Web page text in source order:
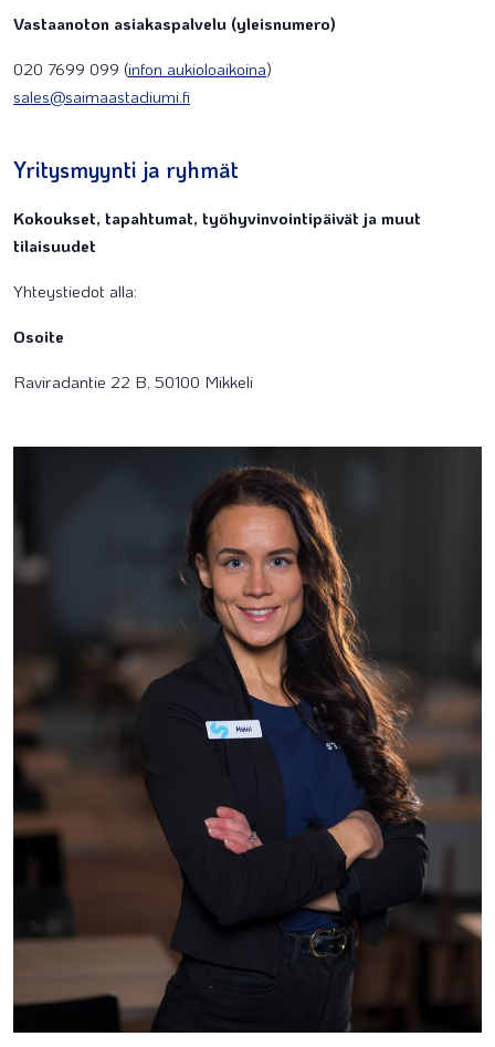
Vastaanoton asiakaspalvelu (yleisnumero)
020 7699 099 (infon aukioloaikoina)
sales@saimaastadiumi.fi
Yritysmyynti ja ryhmät
Kokoukset, tapahtumat, työhyvinvointipäivät ja muut
tilaisuudet
Yhteystiedot alla:
Osoite
Raviradantie 22 B, 50100 Mikkeli